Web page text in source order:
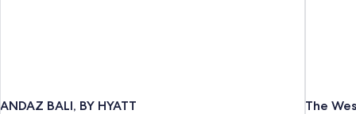
ANDAZ BALI, BY HYATT The